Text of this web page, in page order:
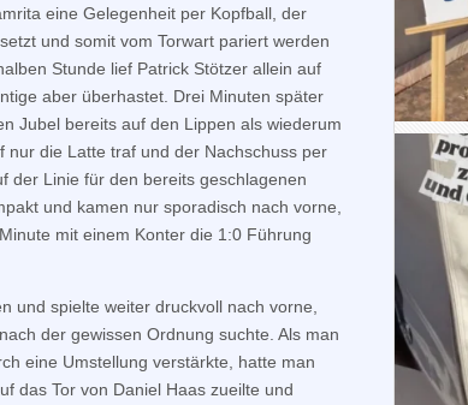
eine Gelegenheit per Kopfball, der
und somit vom Torwart pariert werden
Stunde lief Patrick Stötzer allein auf
aber überhastet. Drei Minuten später
Jubel bereits auf den Lippen als wiederum
nur die Latte traf und der Nachschuss per
der Linie für den bereits geschlagenen
und kamen nur sporadisch nach vorne,
mit einem Konter die 1:0 Führung
und spielte weiter druckvoll nach vorne,
der gewissen Ordnung suchte. Als man
eine Umstellung verstärkte, hatte man
das Tor von Daniel Haas zueilte und